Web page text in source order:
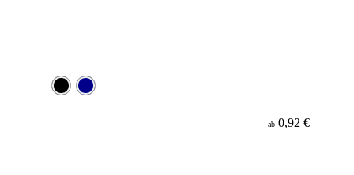
ab 0,92 €